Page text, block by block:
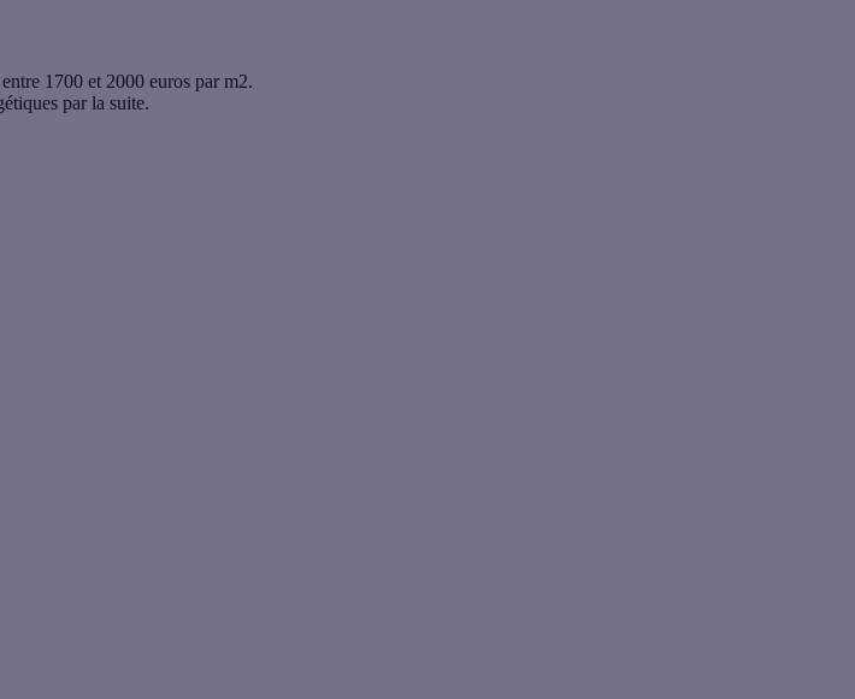
1700 et 2000 euros par m2.
par la suite.